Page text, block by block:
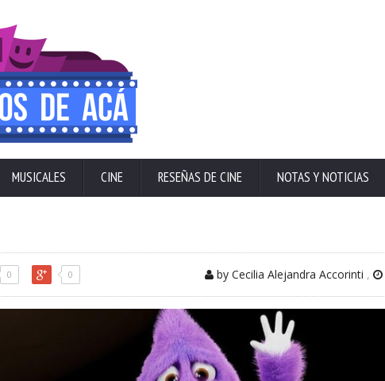
MUSICALES CINE RESEÑAS DE CINE NOTAS Y NOTICIAS
0 0 by Cecilia Alejandra Accorinti ,